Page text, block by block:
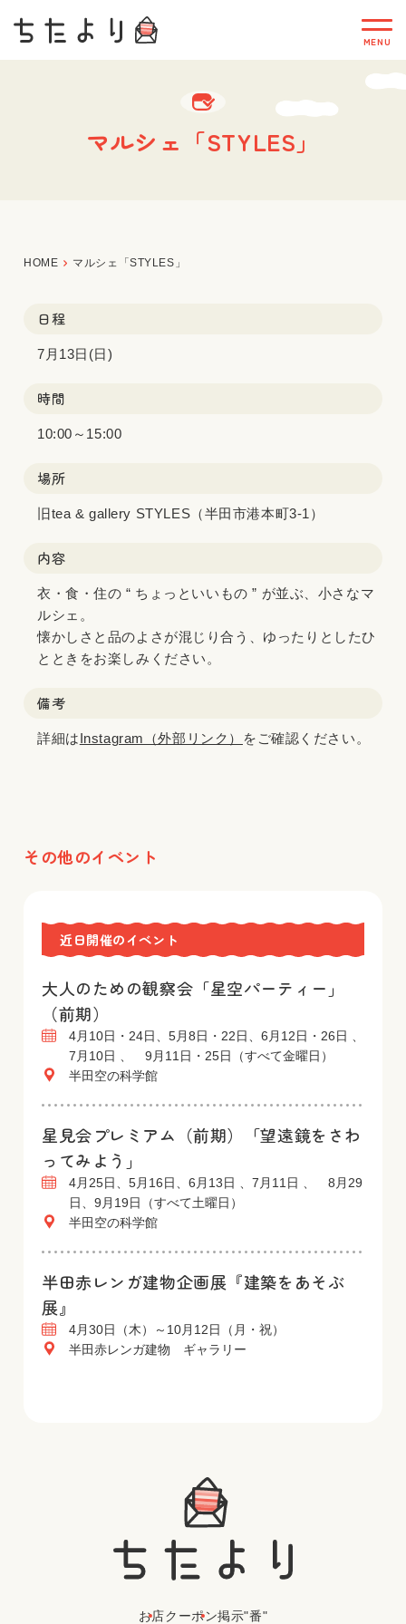
マルシェ「STYLES」
HOME マルシェ「STYLES」
日程
7月13日(日)
時間
10:00～15:00
場所
旧tea & gallery STYLES（半田市港本町3-1）
内容
衣・食・住の “ ちょっといいもの ” が並ぶ、小さなマ
ルシェ。
懐かしさと品のよさが混じり合う、ゆったりとしたひ
とときをお楽しみください。
備考
詳細はInstagram（外部リンク） をご確認ください。
その他のイベント
近日開催のイベント
大人のための観察会「星空パーティー」
（前期）
4月10日・24日、5月8日・22日、6月12日・26日 、
7月10日 、 9月11日・25日（すべて金曜日）
半田空の科学館
星見会プレミアム（前期）「望遠鏡をさわ
ってみよう」
4月25日、5月16日、6月13日 、7月11日 、 8月29
日、9月19日（すべて土曜日）
半田空の科学館
半田赤レンガ建物企画展『建築をあそぶ
展』
4月30日（木）～10月12日（月・祝）
半田赤レンガ建物 ギャラリー
お店クーポン掲示"番"